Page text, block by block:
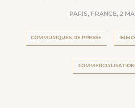
PARIS, FRANCE, 2
COMMUNIQUES DE PRESSE